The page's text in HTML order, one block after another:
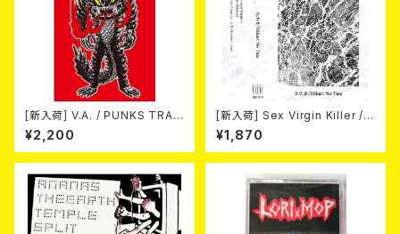
[新入荷] V.A. / PUNKS TRAV
EL GUIDE SHIZUOKA (カセッ
ト)
¥2,200
[新入荷] Sex Virgin Killer /
光の盾/Hikari No Tate (CAS
SETTE)
¥1,870